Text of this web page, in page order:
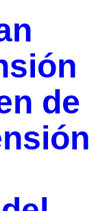
de